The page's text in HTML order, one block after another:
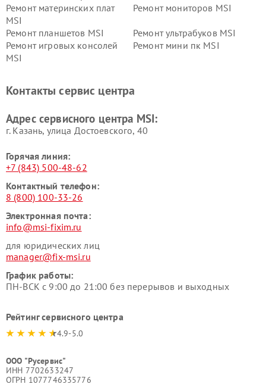
Ремонт материнских плат
MSI
Ремонт мониторов MSI
Ремонт планшетов MSI
Ремонт ультрабуков MSI
Ремонт игровых консолей
MSI
Ремонт мини пк MSI
Контакты сервис центра
Адрес сервисного центра MSI:
г. Казань, улица Достоевского, 40
Горячая линия:
+7 (843) 500-48-62
Контактный телефон:
8 (800) 100-33-26
Электронная почта:
info@msi-fixim.ru
для юридических лиц
manager@fix-msi.ru
График работы:
ПН-ВСК с 9:00 до 21:00 без перерывов и выходных
Рейтинг сервисного центра
4.9-5.0
ООО "Русервис"
ИНН 7702633247
ОГРН 1077746335776